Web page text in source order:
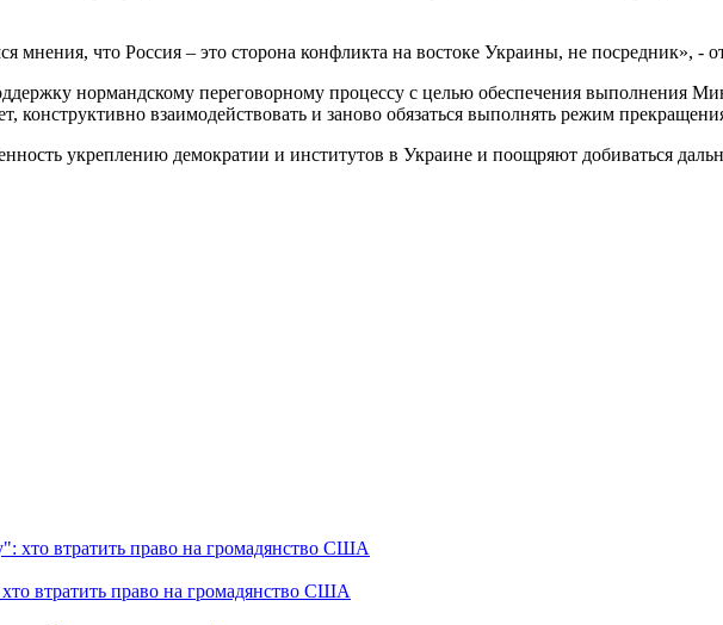
что Россия – это сторона конфликта на востоке Украины, не посредник», -
нормандскому переговорному процессу с целью обеспечения выполнения
конструктивно взаимодействовать и заново обязаться выполнять режим
укреплению демократии и институтов в Украине и поощряют добиваться
втратить право на громадянство США